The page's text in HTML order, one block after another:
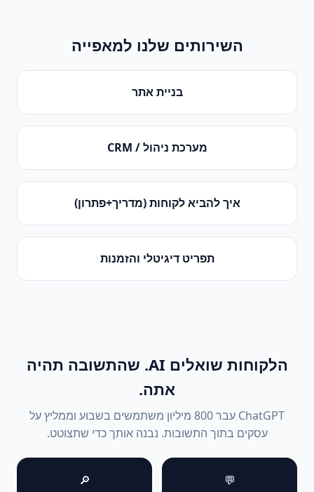
השירותים שלנו למאפייה
בניית אתר
מערכת ניהול / CRM
איך להביא לקוחות (מדריך+פתרון)
תפריט דיגיטלי והזמנות
הלקוחות שואלים AI. שהתשובה תהיה
אתה.
ChatGPT עבר 800 מיליון משתמשים בשבוע וממליץ על
עסקים בתוך התשובות. נבנה אותך כדי שתצוטט.
💬
🔎